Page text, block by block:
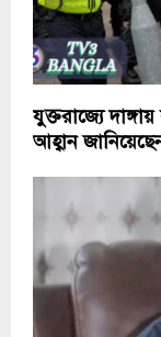
যুক্তরাজ্যে
আহ্বান